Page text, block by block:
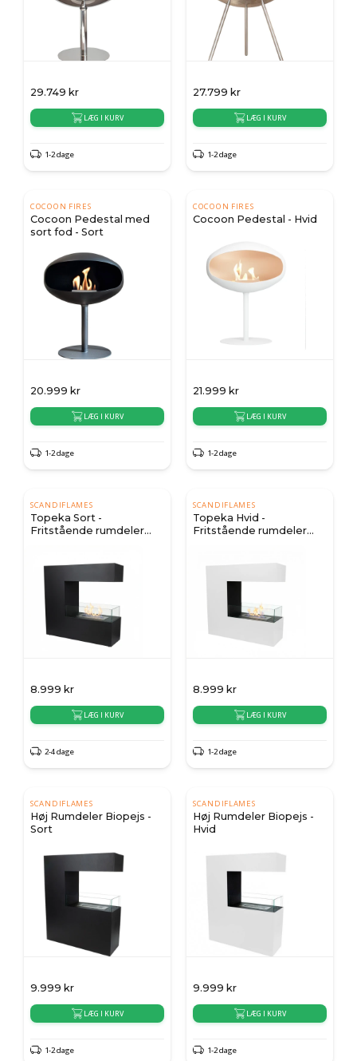
29.749 kr
LÆG I KURV
1-2 dage
27.799 kr
LÆG I KURV
1-2 dage
COCOON FIRES
Cocoon Pedestal med
sort fod - Sort
20.999 kr
LÆG I KURV
1-2 dage
COCOON FIRES
Cocoon Pedestal - Hvid
21.999 kr
LÆG I KURV
1-2 dage
SCANDIFLAMES
Topeka Sort -
Fritstående rumdeler
8.999 kr
LÆG I KURV
2-4 dage
SCANDIFLAMES
Topeka Hvid -
Fritstående rumdeler
8.999 kr
LÆG I KURV
1-2 dage
SCANDIFLAMES
Høj Rumdeler Biopejs -
Sort
9.999 kr
LÆG I KURV
1-2 dage
SCANDIFLAMES
Høj Rumdeler Biopejs -
Hvid
9.999 kr
LÆG I KURV
1-2 dage